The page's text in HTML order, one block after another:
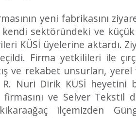
yeni fabrikasını
kendi sektöründeki ve
KÜSİ üyelerine aktardı.
Firma yetkilileri ile
ve rekabet unsurları,
R. Nuri Dirik KÜSİ
ve Selver Tekstil
ilçemizden